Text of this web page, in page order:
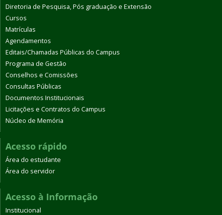
Diretoria de Pesquisa, Pós graduação e Extensão
Cursos
Matrículas
Agendamentos
Editais/Chamadas Públicas do Campus
Programa de Gestão
Conselhos e Comissões
Consultas Públicas
Documentos Institucionais
Licitações e Contratos do Campus
Núcleo de Memória
Acesso rápido
Área do estudante
Área do servidor
Acesso à Informação
Institucional